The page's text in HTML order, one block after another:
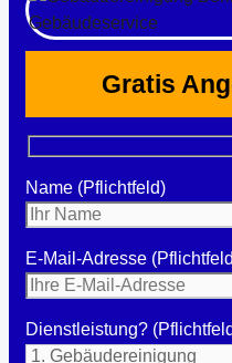
Gratis
Name (Pflichtfeld)
E-Mail-Adresse
Dienstleistung?